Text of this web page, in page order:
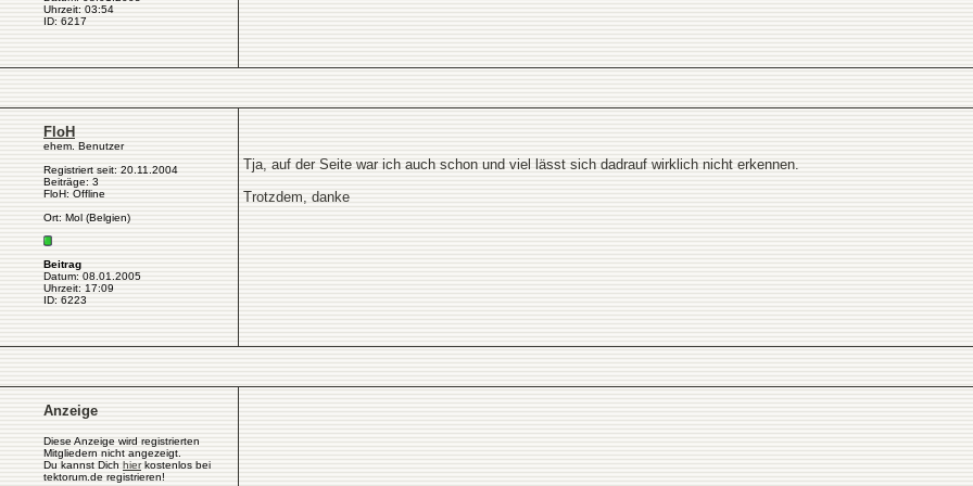
Uhrzeit: 03:54
ID: 6217
FloH
ehem. Benutzer
Registriert seit: 20.11.2004
Beiträge: 3
FloH: Offline
Ort: Mol (Belgien)
Beitrag
Datum: 08.01.2005
Uhrzeit: 17:09
ID: 6223
Tja, auf der Seite war ich auch schon und viel lässt sich dadrauf wirklich nicht erkennen.
Trotzdem, danke
Anzeige
Diese Anzeige wird registrierten
Mitgliedern nicht angezeigt.
Du kannst Dich hierkostenlos bei
tektorum.de registrieren!